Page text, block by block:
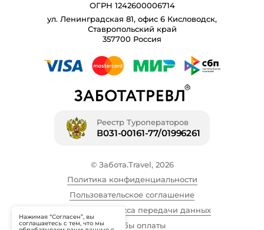
ОГРН 1242600006714
ул. Ленинградская 81, офис 6 Кисловодск,
Ставропольский край
357700 Россия
Реестр Туроператоров
В031-00161-77/01996261
© Забота.Travel, 2026
Политика конфиденциальности
Пользовательское соглашение
Описание процесса передачи данных
Способы оплаты
Нажимая “Согласен”, вы
соглашаетесь с тем, что мы